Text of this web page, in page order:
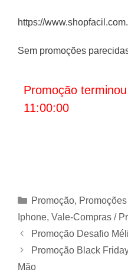
https://
Sem promoções
Promoção
11:00:00
Categorias
Promoção,
Iphone, Vale-Compras /
Promoção Desafio
Promoção Black
Mão